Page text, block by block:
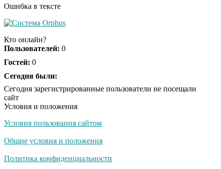
Публичный удар
Ошибка в тексте
Кто онлайн?
Пользователей: 0
Гостей: 0
Сегодня были:
Сегодня зарегистрированные пользователи не посещали
сайт
Условия и положения
Условия пользования сайтом
Общие условия и положения
Политика конфиденциальности